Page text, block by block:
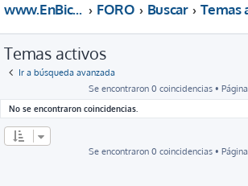
www.EnBici.eu FORO Buscar
Temas activos
Ir a búsqueda avanzada
Se encontraron 0 coincidencias • Página
No se encontraron coincidencias.
Se encontraron 0 coincidencias • Página